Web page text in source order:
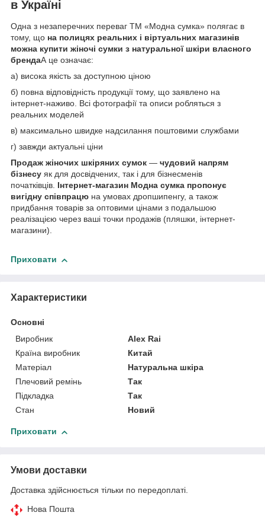
в Україні
Одна з незаперечних переваг TM «Модна сумка» полягає в
тому, що на полицях реальних і віртуальних магазинів
можна купити жіночі сумки з натуральної шкіри власного
брендаА це означає:
а) висока якість за доступною ціною
б) повна відповідність продукції тому, що заявлено на
інтернет-наживо. Всі фотографії та описи робляться з
реальних моделей
в) максимально швидке надсилання поштовими службами
г) завжди актуальні ціни
Продаж жіночих шкіряних сумок — чудовий напрям
бізнесу як для досвідчених, так і для бізнесменів
початківців. Інтернет-магазин Модна сумка пропонує
вигідну співпрацю на умовах дропшипенгу, а також
придбання товарів за оптовими цінами з подальшою
реалізацією через ваші точки продажів (пляшки, інтернет-
магазини).
Приховати
Характеристики
Основні
Виробник
Alex Rai
Країна виробник
Китай
Матеріал
Натуральна шкіра
Плечовий ремінь
Так
Підкладка
Так
Стан
Новий
Приховати
Умови доставки
Доставка здійснюється тільки по передоплаті.
Нова Пошта